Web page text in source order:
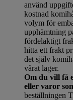
använd
kostnad
volym för
upphämtning
fördelaktigt
hitta ett frakt
det själv
vårat lager.
Om du vill få
eller varor
beställningen